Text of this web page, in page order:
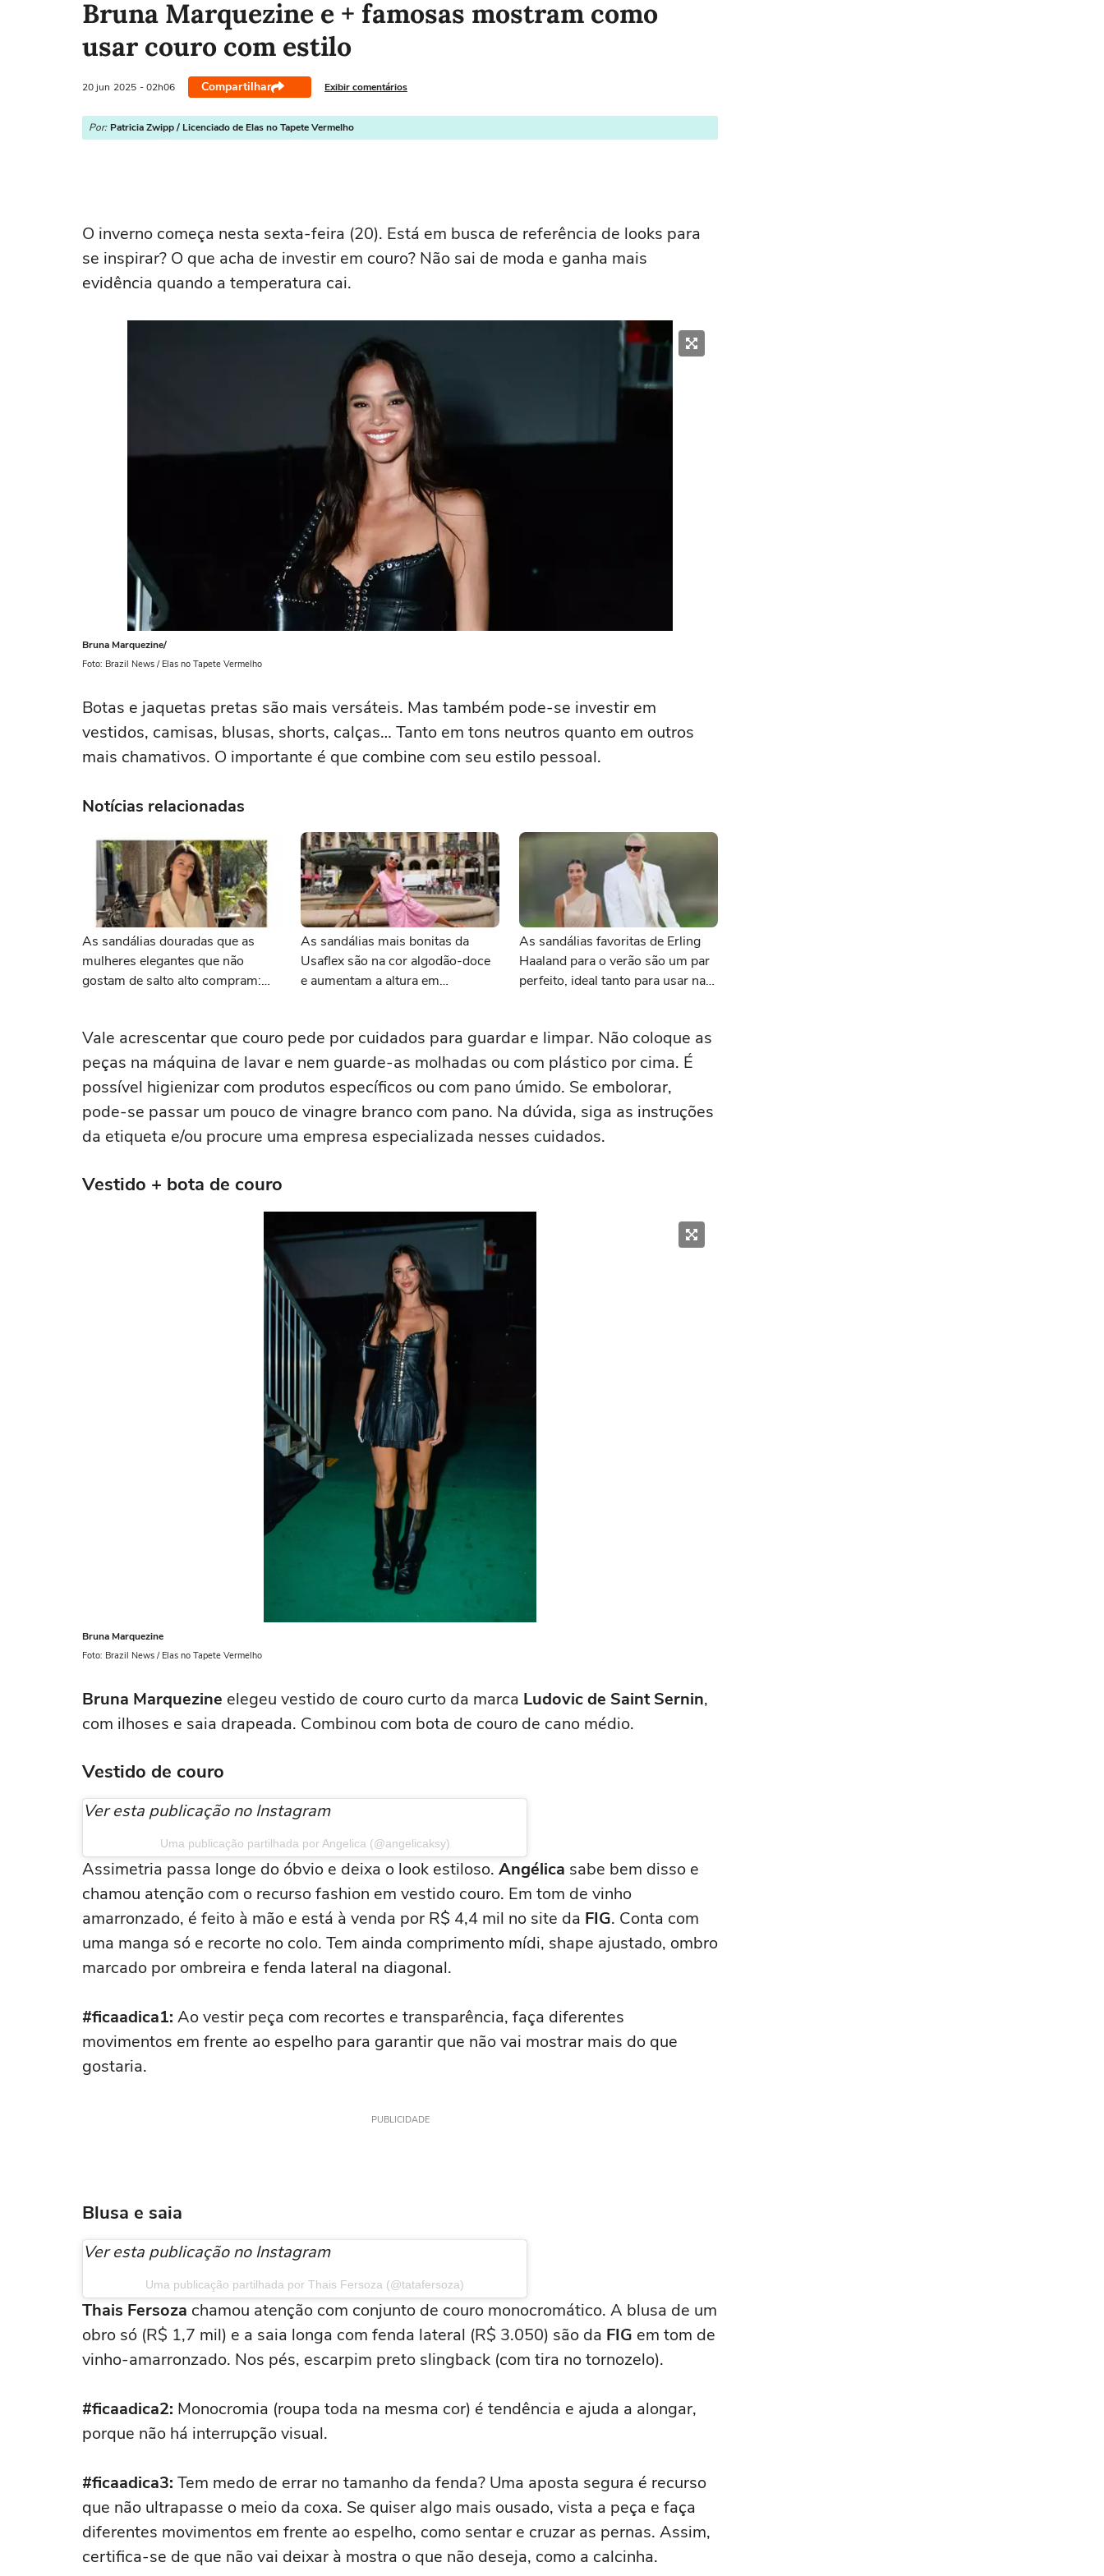
Bruna Marquezine e + famosas mostram como
usar couro com estilo
20 jun 2025 - 02h06 Compartilhar Exibir comentários
Por: Patricia Zwipp / Licenciado de Elas no Tapete Vermelho
O inverno começa nesta sexta-feira (20). Está em busca de referência de looks para
se inspirar? O que acha de investir em couro? Não sai de moda e ganha mais
evidência quando a temperatura cai.
Bruna Marquezine/
Foto: Brazil News / Elas no Tapete Vermelho
Botas e jaquetas pretas são mais versáteis. Mas também pode-se investir em
vestidos, camisas, blusas, shorts, calças… Tanto em tons neutros quanto em outros
mais chamativos. O importante é que combine com seu estilo pessoal.
Notícias relacionadas
As sandálias douradas que as
mulheres elegantes que não
gostam de salto alto compram:
As sandálias mais bonitas da
Usaflex são na cor algodão-doce
e aumentam a altura em
As sandálias favoritas de Erling
Haaland para o verão são um par
perfeito, ideal tanto para usar na
Vale acrescentar que couro pede por cuidados para guardar e limpar. Não coloque as
peças na máquina de lavar e nem guarde-as molhadas ou com plástico por cima. É
possível higienizar com produtos específicos ou com pano úmido. Se embolorar,
pode-se passar um pouco de vinagre branco com pano. Na dúvida, siga as instruções
da etiqueta e/ou procure uma empresa especializada nesses cuidados.
Vestido + bota de couro
Bruna Marquezine
Foto: Brazil News / Elas no Tapete Vermelho
Bruna Marquezine elegeu vestido de couro curto da marca Ludovic de Saint Sernin,
com ilhoses e saia drapeada. Combinou com bota de couro de cano médio.
Vestido de couro
Ver esta publicação no Instagram
Uma publicação partilhada por Angelica (@angelicaksy)
Assimetria passa longe do óbvio e deixa o look estiloso. Angélica sabe bem disso e
chamou atenção com o recurso fashion em vestido couro. Em tom de vinho
amarronzado, é feito à mão e está à venda por R$ 4,4 mil no site da FIG. Conta com
uma manga só e recorte no colo. Tem ainda comprimento mídi, shape ajustado, ombro
marcado por ombreira e fenda lateral na diagonal.
#ficaadica1: Ao vestir peça com recortes e transparência, faça diferentes
movimentos em frente ao espelho para garantir que não vai mostrar mais do que
gostaria.
PUBLICIDADE
Blusa e saia
Ver esta publicação no Instagram
Uma publicação partilhada por Thais Fersoza (@tatafersoza)
Thais Fersoza chamou atenção com conjunto de couro monocromático. A blusa de um
obro só (R$ 1,7 mil) e a saia longa com fenda lateral (R$ 3.050) são da FIG em tom de
vinho-amarronzado. Nos pés, escarpim preto slingback (com tira no tornozelo).
#ficaadica2: Monocromia (roupa toda na mesma cor) é tendência e ajuda a alongar,
porque não há interrupção visual.
#ficaadica3: Tem medo de errar no tamanho da fenda? Uma aposta segura é recurso
que não ultrapasse o meio da coxa. Se quiser algo mais ousado, vista a peça e faça
diferentes movimentos em frente ao espelho, como sentar e cruzar as pernas. Assim,
certifica-se de que não vai deixar à mostra o que não deseja, como a calcinha.